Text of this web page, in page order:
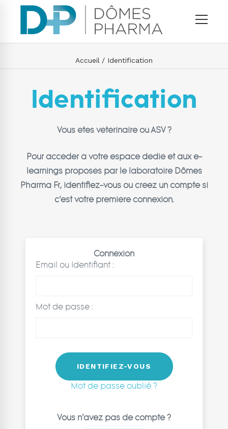
Accueil Identification
Identification
Vous êtes vétérinaire ou ASV ?
Pour accéder à votre espace dédié et aux e-
learnings proposés par le laboratoire Dômes
Pharma Fr, identifiez-vous ou créez un compte si
c’est votre première connexion.
Connexion
Email ou Identifiant :
Mot de passe :
Mot de passe oublié ?
Vous n’avez pas de compte ?